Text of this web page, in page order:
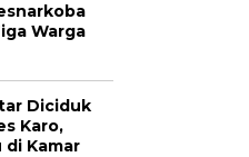
Warga
Diciduk
Karo,
di Kamar